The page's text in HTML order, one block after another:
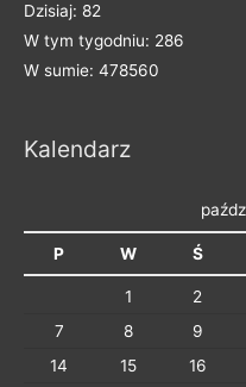
e
g
i
Dzisiaj: 82
W tym tygodniu: 286
W sumie: 478560
Kalendarz
P W Ś
1 2
7
8 9
14
15 16